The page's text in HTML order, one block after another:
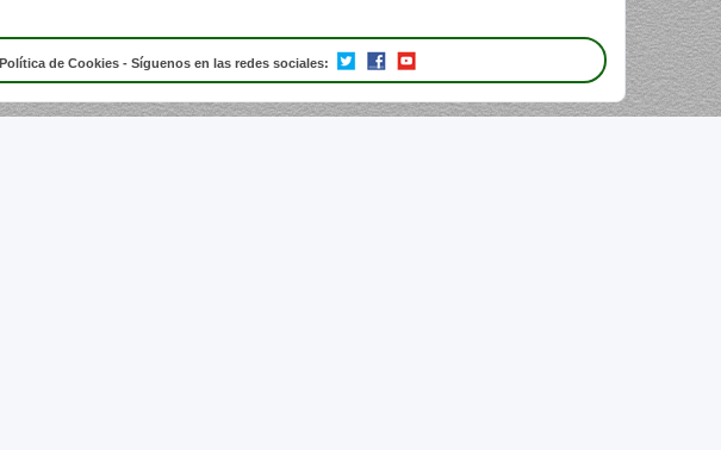
Política de Cookies - Síguenos en las redes sociales: